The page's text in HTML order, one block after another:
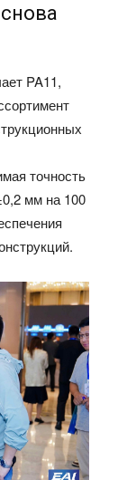
PA11,
точность
мм на 100